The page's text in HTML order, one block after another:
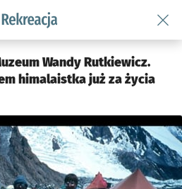
podserwis: Sport i rekreacja
Wandy Rutkiewicz.
himalaistka już za życia